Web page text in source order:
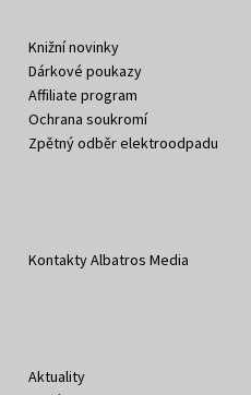
Knižní novinky
Dárkové poukazy
Affiliate program
Ochrana soukromí
Zpětný odběr elektroodpadu
Kontakty Albatros Media
Aktuality